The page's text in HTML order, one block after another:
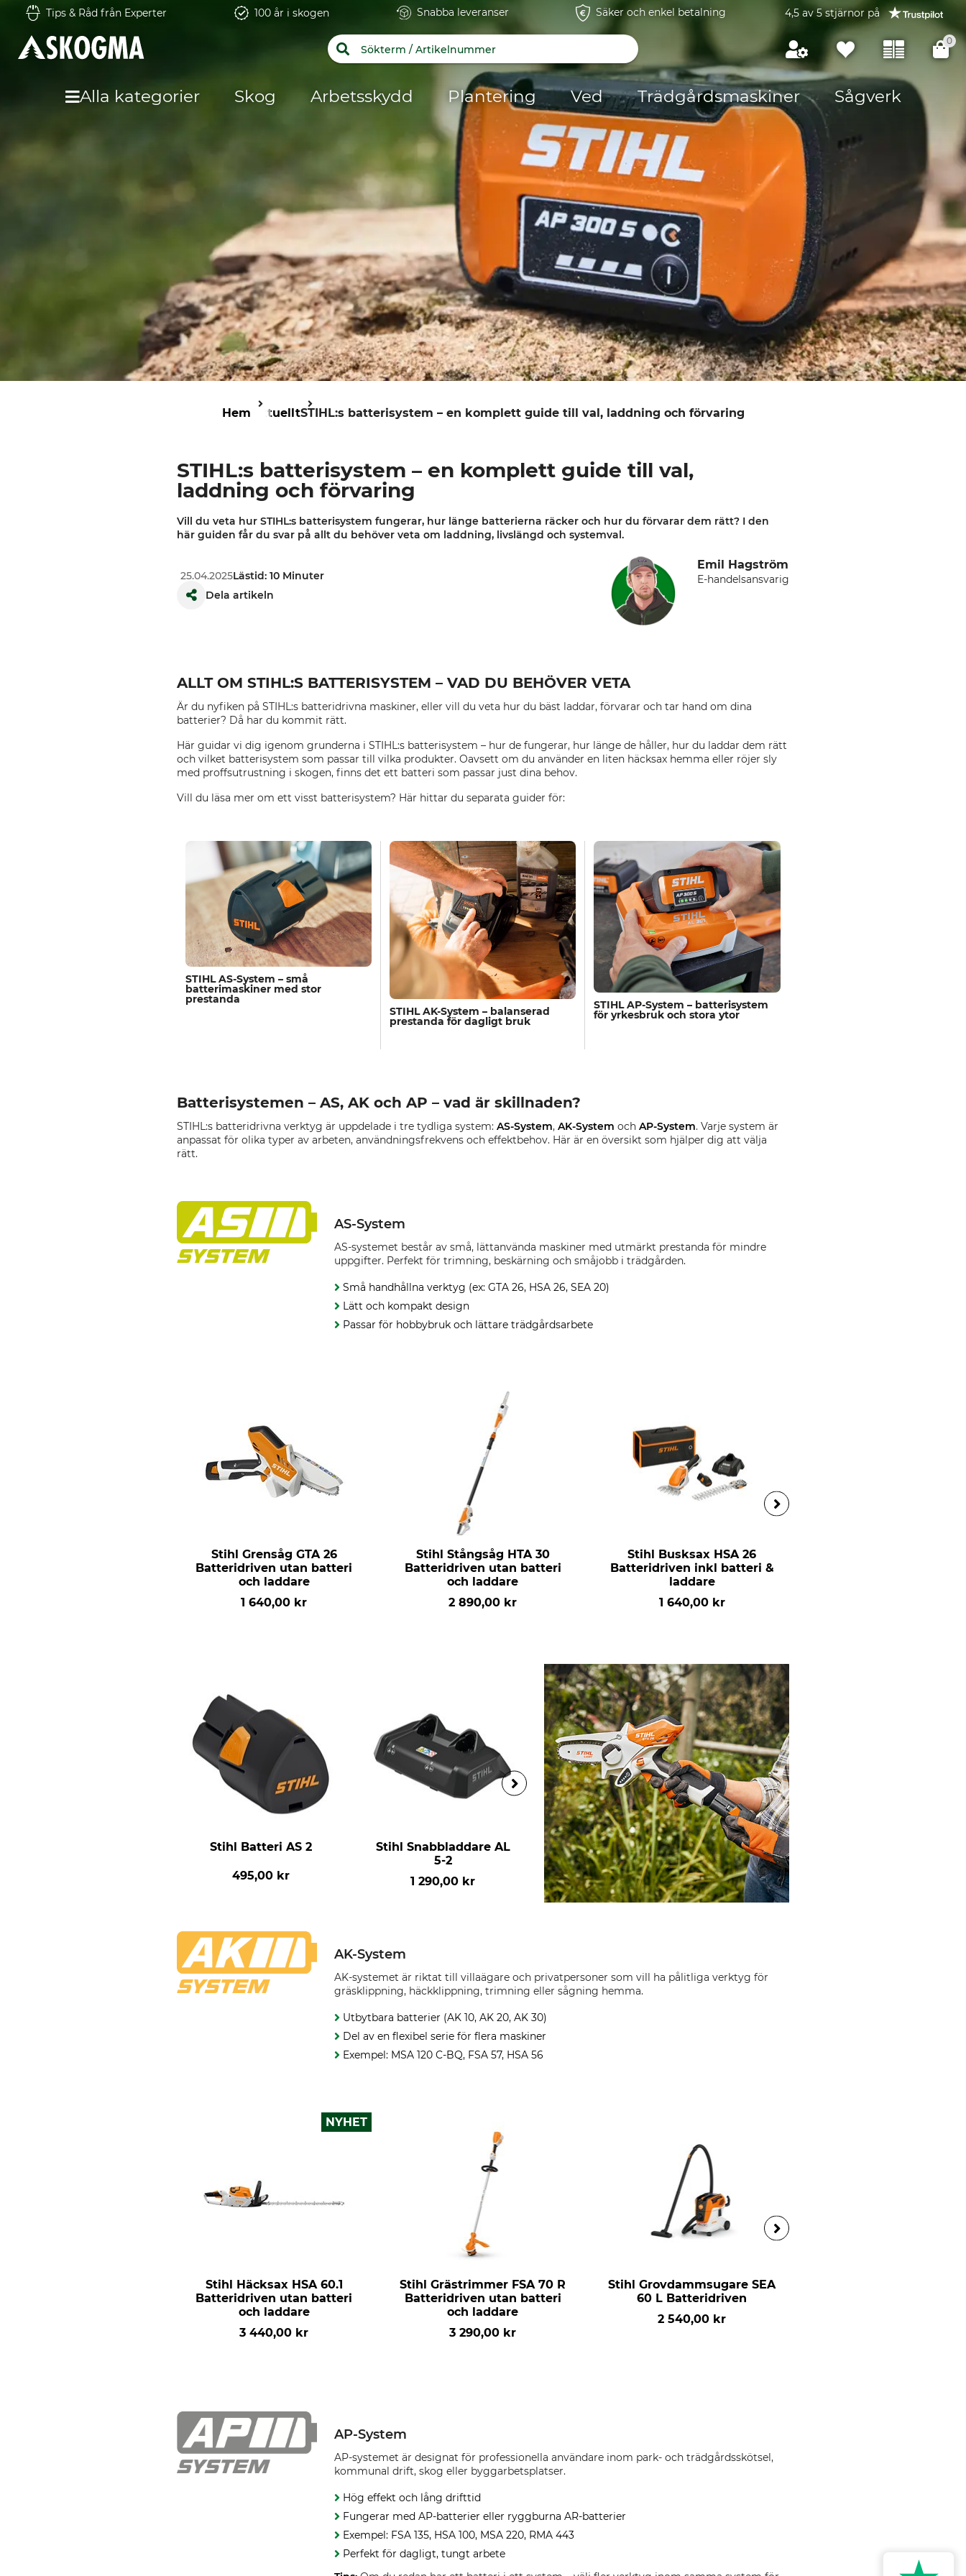
Tips & Råd från Experter 100 år i skogen Snabba leveranser Säker och enkel betalning 4,5 av 5 stjärnor på
0
Alla kategorier Skog Arbetsskydd Plantering Ved Trädgårdsmaskiner Sågverk
Hem AktuelltSTIHL:s batterisystem – en komplett guide till val, laddning och förvaring
STIHL:s batterisystem – en komplett guide till val,
laddning och förvaring
Vill du veta hur STIHL:s batterisystem fungerar, hur länge batterierna räcker och hur du förvarar dem rätt? I den
här guiden får du svar på allt du behöver veta om laddning, livslängd och systemval.
25.04.2025Lästid: 10 Minuter
Dela artikeln
Emil Hagström
E-handelsansvarig
ALLT OM STIHL:S BATTERISYSTEM – VAD DU BEHÖVER VETA
Är du nyfiken på STIHL:s batteridrivna maskiner, eller vill du veta hur du bäst laddar, förvarar och tar hand om dina
batterier? Då har du kommit rätt.
Här guidar vi dig igenom grunderna i STIHL:s batterisystem – hur de fungerar, hur länge de håller, hur du laddar dem rätt
och vilket batterisystem som passar till vilka produkter. Oavsett om du använder en liten häcksax hemma eller röjer sly
med proffsutrustning i skogen, finns det ett batteri som passar just dina behov.
Vill du läsa mer om ett visst batterisystem? Här hittar du separata guider för:
STIHL AS-System – små
batterimaskiner med stor
prestanda
STIHL AK-System – balanserad
prestanda för dagligt bruk
STIHL AP-System – batterisystem
för yrkesbruk och stora ytor
Batterisystemen – AS, AK och AP – vad är skillnaden?
STIHL:s batteridrivna verktyg är uppdelade i tre tydliga system: AS-System, AK-System och AP-System. Varje system är
anpassat för olika typer av arbeten, användningsfrekvens och effektbehov. Här är en översikt som hjälper dig att välja
rätt.
AS-System
AS-systemet består av små, lättanvända maskiner med utmärkt prestanda för mindre
uppgifter. Perfekt för trimning, beskärning och småjobb i trädgården.
Små handhållna verktyg (ex: GTA 26, HSA 26, SEA 20)
Lätt och kompakt design
Passar för hobbybruk och lättare trädgårdsarbete
Stihl Grensåg GTA 26
Batteridriven utan batteri
och laddare
1 640,00 kr
Stihl Stångsåg HTA 30
Batteridriven utan batteri
och laddare
2 890,00 kr
Stihl Busksax HSA 26
Batteridriven inkl batteri &
laddare
1 640,00 kr
Stihl Batteri AS 2
495,00 kr
Stihl Snabbladdare AL
5-2
1 290,00 kr
Stihl Snabbladdare AL 5
755,00 kr
AK-System
AK-systemet är riktat till villaägare och privatpersoner som vill ha pålitliga verktyg för
gräsklippning, häckklippning, trimning eller sågning hemma.
Utbytbara batterier (AK 10, AK 20, AK 30)
Del av en flexibel serie för flera maskiner
Exempel: MSA 120 C-BQ, FSA 57, HSA 56
NYHET
Stihl Häcksax HSA 60.1
Batteridriven utan batteri
och laddare
3 440,00 kr
Stihl Grästrimmer FSA 70 R
Batteridriven utan batteri
och laddare
3 290,00 kr
Stihl Grovdammsugare SEA
60 L Batteridriven
2 540,00 kr
AP-System
AP-systemet är designat för professionella användare inom park- och trädgårdsskötsel,
kommunal drift, skog eller byggarbetsplatser.
Hög effekt och lång drifttid
Fungerar med AP-batterier eller ryggburna AR-batterier
Exempel: FSA 135, HSA 100, MSA 220, RMA 443
Perfekt för dagligt, tungt arbete